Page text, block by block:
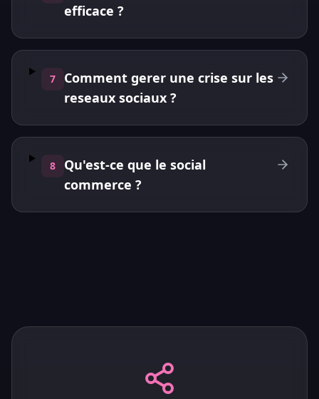
efficace ?
7
Comment gerer une crise sur les
reseaux sociaux ?
8
Qu'est-ce que le social
commerce ?